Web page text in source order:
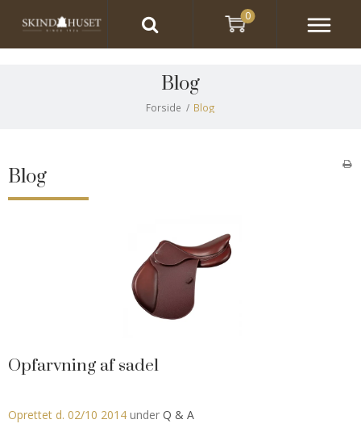
Blog
Forside / Blog
Blog
Opfarvning af sadel
Oprettet d. 02/10 2014 under Q & A
0